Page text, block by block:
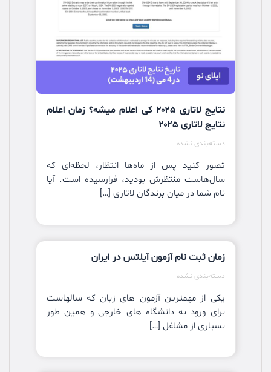
نتایج لاتاری ۲۰۲۵ کی اعلام میشه؟ زمان اعلام
نتایج لاتاری ۲۰۲۵
دسته‌بندی نشده
تصور کنید پس از ماه‌ها انتظار، لحظه‌ای که
سال‌هاست منتظرش بودید، فرارسیده است. آیا
نام شما در میان برندگان لاتاری […]
زمان ثبت نام آزمون آیلتس در ایران
دسته‌بندی نشده
یکی از مهمترین آزمون های زبان که سالهاست
برای ورود به دانشگاه های خارجی و همین طور
بسیاری از مشاغل […]